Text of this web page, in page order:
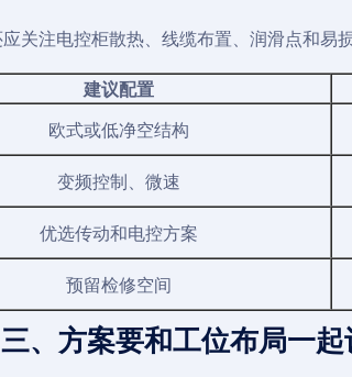
关注电控柜散热、线缆布置、润滑点和易
建议配置
欧式或低净空结构
变频控制、微速
优选传动和电控方案
预留检修空间
三、方案要和工位布局一